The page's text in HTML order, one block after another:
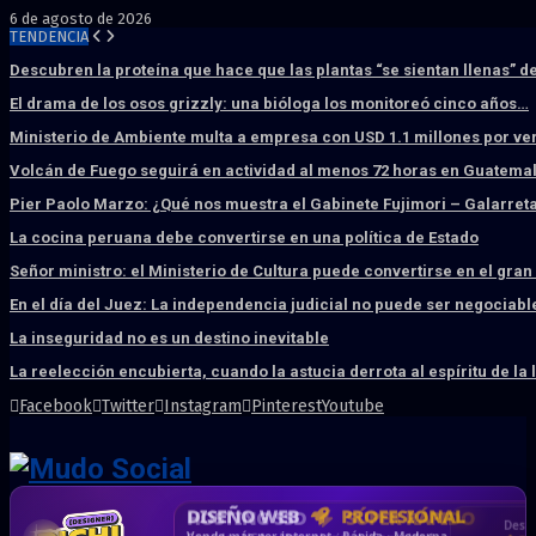
6 de agosto de 2026
TENDENCIA
Descubren la proteína que hace que las plantas “se sientan llenas”
El drama de los osos grizzly: una bióloga los monitoreó cinco años…
Ministerio de Ambiente multa a empresa con USD 1.1 millones por
Volcán de Fuego seguirá en actividad al menos 72 horas en
Pier Paolo Marzo: ¿Qué nos muestra el Gabinete Fujimori –
La cocina peruana debe convertirse en una política de Estado
Señor ministro: el Ministerio de Cultura puede convertirse en el
En el día del Juez: La independencia judicial no puede ser
La inseguridad no es un destino inevitable
La reelección encubierta, cuando la astucia derrota al espíritu de la
Facebook Twitter Instagram PinterestYoutube
HOSTING SSD SÚPER RÁPIDO
DISEÑO WEB PROFESIONAL
CRM & DASHBOARD A MEDIDA
CORREO CORPORATIVO